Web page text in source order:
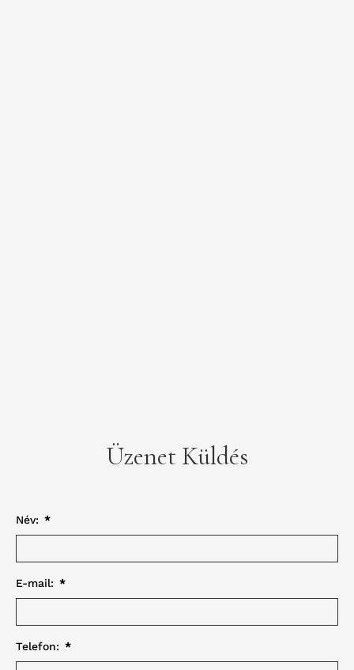
Üzenet Küldés
Név: *
E-mail: *
Telefon: *